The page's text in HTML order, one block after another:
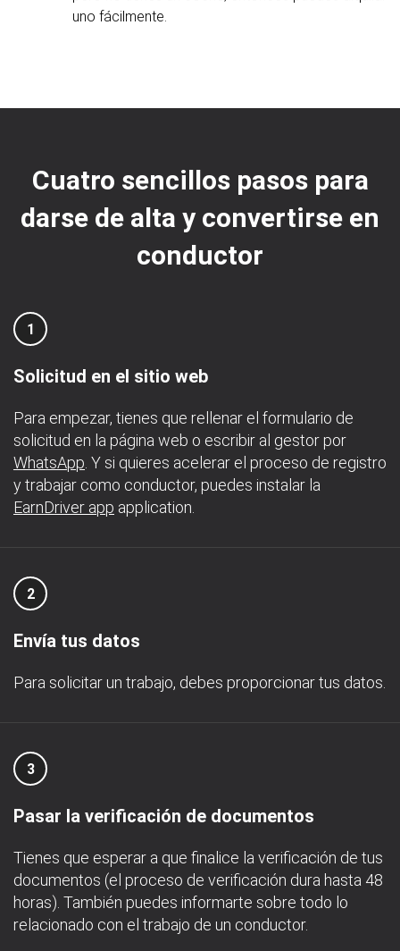
uno fácilmente.
Cuatro sencillos pasos para
darse de alta y convertirse en
conductor
1
Solicitud en el sitio web
Para empezar, tienes que rellenar el formulario de
solicitud en la página web o escribir al gestor por
WhatsApp . Y si quieres acelerar el proceso de registro
y trabajar como conductor, puedes instalar la
EarnDriver app application.
2
Envía tus datos
Para solicitar un trabajo, debes proporcionar tus datos.
3
Pasar la verificación de documentos
Tienes que esperar a que finalice la verificación de tus
documentos (el proceso de verificación dura hasta 48
horas). También puedes informarte sobre todo lo
relacionado con el trabajo de un conductor.